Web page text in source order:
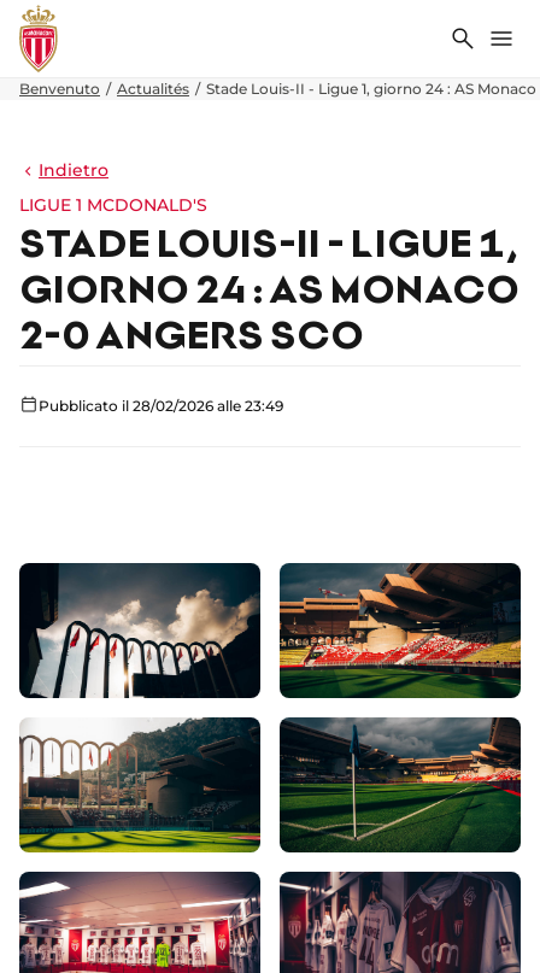
Ricerca
Benvenuto Actualités Stade Louis-II - Ligue 1, giorno 24 : AS
Indietro
LIGUE 1 MCDONALD'S
STADE LOUIS-II - LIGUE 1,
GIORNO 24 : AS MONACO
2-0 ANGERS SCO
Pubblicato il 28/02/2026 alle 23:49